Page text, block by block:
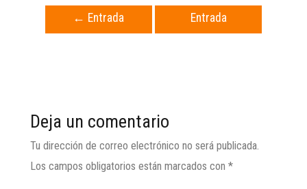
← Entrada
Entrada
Deja un comentario
Tu dirección de correo electrónico no será publicada.
Los campos obligatorios están marcados con *